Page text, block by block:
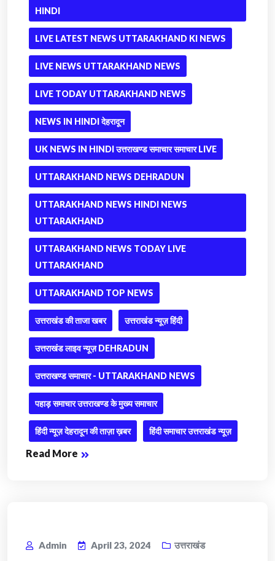
HINDI
LIVE LATEST NEWS UTTARAKHAND KI NEWS
LIVE NEWS UTTARAKHAND NEWS
LIVE TODAY UTTARAKHAND NEWS
NEWS IN HINDI देहरादून
UK NEWS IN HINDI उत्तराखण्ड समाचार समाचार LIVE
UTTARAKHAND NEWS DEHRADUN
UTTARAKHAND NEWS HINDI NEWS
UTTARAKHAND
UTTARAKHAND NEWS TODAY LIVE
UTTARAKHAND
UTTARAKHAND TOP NEWS
उत्तराखंड की ताजा खबर उत्तराखंड न्यूज़ हिंदी
उत्तराखंड लाइव न्यूज़ DEHRADUN
उत्तराखण्ड समाचार - UTTARAKHAND NEWS
पहाड़ समाचार उत्तराखण्ड के मुख्य समाचार
हिंदी न्यूज़ देहरादून की ताज़ा ख़बर हिंदी समाचार उत्तराखंड न्यूज़
Read More
Admin April 23, 2024 उत्तराखंड